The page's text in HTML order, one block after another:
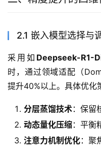
2.1 嵌入模型选择与
采用如 Deepseek-R1-
时，通过领域适配（
提升40%以上。具体优化
分层蒸馏技术：保留
动态量化压缩：平衡
注意力机制优化：聚